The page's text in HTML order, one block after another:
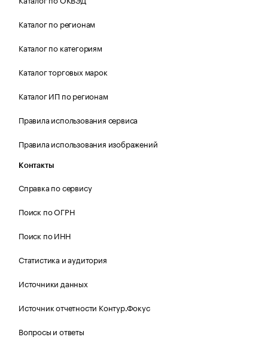
Каталог по регионам
Каталог по категориям
Каталог торговых марок
Каталог ИП по регионам
Правила использования сервиса
Правила использования изображений
Контакты
Справка по сервису
Поиск по ОГРН
Поиск по ИНН
Статистика и аудитория
Источники данных
Источник отчетности Контур.Фокус
Вопросы и ответы